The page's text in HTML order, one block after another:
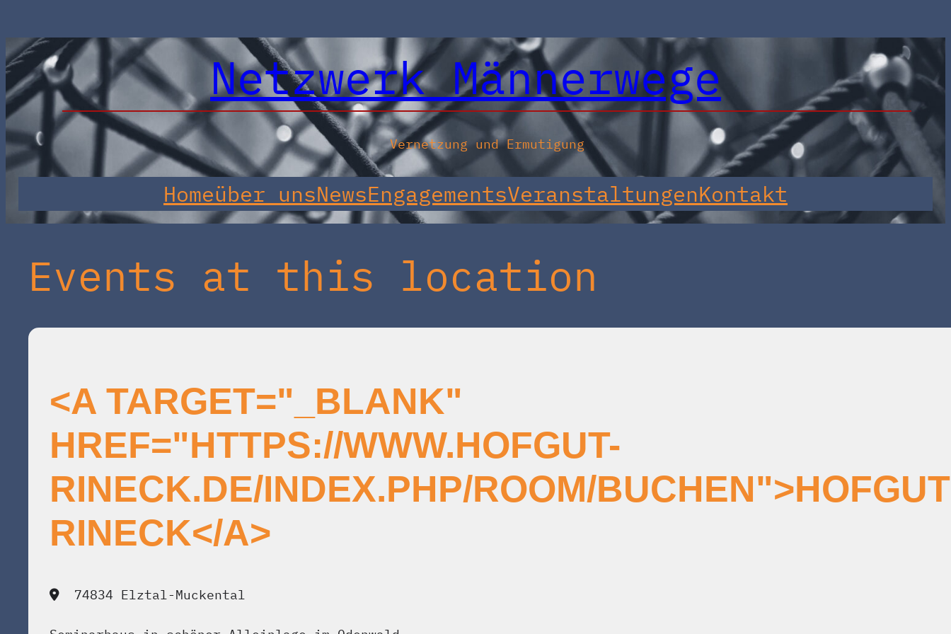
Netzwerk Männerwege
Vernetzung und Ermutigung
Homeüber unsNewsEngagementsVeranstaltungenKontakt
Events at this location
<A TARGET="_BLANK"
HREF="HTTPS://WWW.HOFGUT-
RINECK.DE/INDEX.PHP/ROOM/BUCHEN">HOFGUT
RINECK</A>
74834 Elztal-Muckental